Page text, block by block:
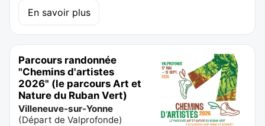
En savoir plus
Parcours randonnée
"Chemins d'artistes
2026" (le parcours Art et
Nature du Ruban Vert)
Villeneuve-sur-Yonne
(Départ de Valprofonde)